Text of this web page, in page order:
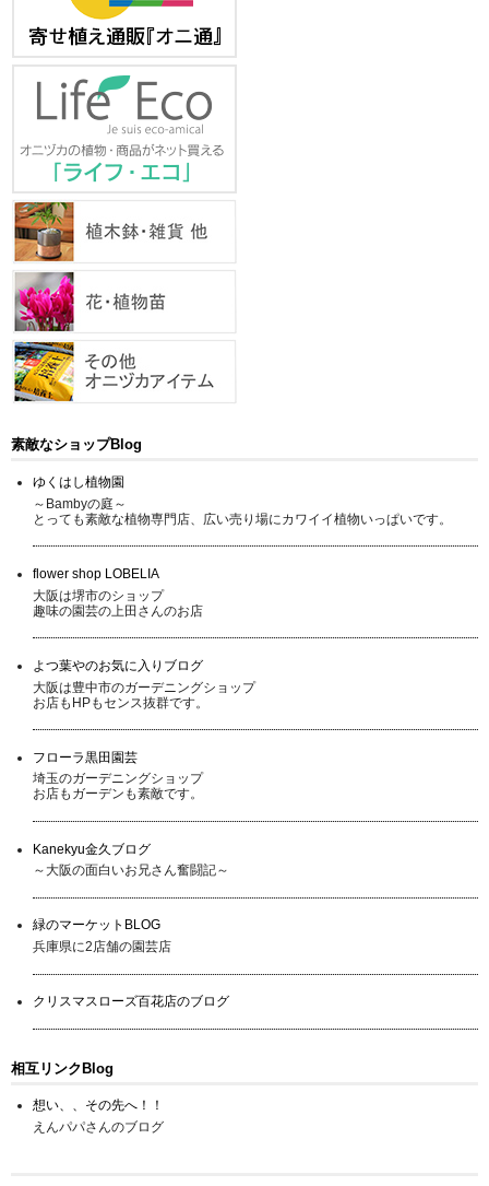
素敵なショップBlog
ゆくはし植物園
～Bambyの庭～
とっても素敵な植物専門店、広い売り場にカワイイ植物いっぱいです。
flower shop LOBELIA
大阪は堺市のショップ
趣味の園芸の上田さんのお店
よつ葉やのお気に入りブログ
大阪は豊中市のガーデニングショップ
お店もHPもセンス抜群です。
フローラ黒田園芸
埼玉のガーデニングショップ
お店もガーデンも素敵です。
Kanekyu金久ブログ
～大阪の面白いお兄さん奮闘記～
緑のマーケットBLOG
兵庫県に2店舗の園芸店
クリスマスローズ百花店のブログ
相互リンクBlog
想い、、その先へ！！
えんパパさんのブログ